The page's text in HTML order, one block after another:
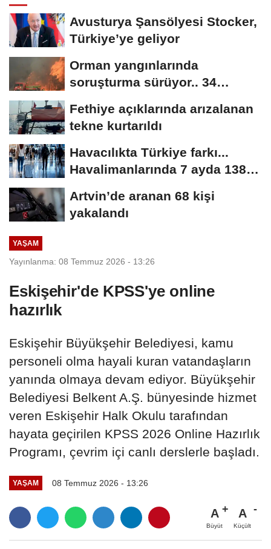
Avusturya Şansölyesi Stocker,
Türkiye’ye geliyor
Orman yangınlarında
soruşturma sürüyor.. 34
Fethiye açıklarında arızalanan
tekne kurtarıldı
Havacılıkta Türkiye farkı...
Havalimanlarında 7 ayda 138,7
Artvin’de aranan 68 kişi
yakalandı
YAŞAM
Yayınlanma: 08 Temmuz 2026 - 13:26
Eskişehir'de KPSS'ye online
hazırlık
Eskişehir Büyükşehir Belediyesi, kamu
personeli olma hayali kuran vatandaşların
yanında olmaya devam ediyor. Büyükşehir
Belediyesi Belkent A.Ş. bünyesinde hizmet
veren Eskişehir Halk Okulu tarafından
hayata geçirilen KPSS 2026 Online Hazırlık
Programı, çevrim içi canlı derslerle başladı.
YAŞAM 08 Temmuz 2026 - 13:26
A
Büyüt
A
Küçült